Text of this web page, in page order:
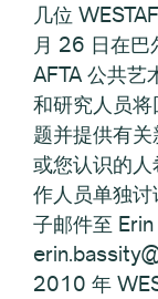
几位
月 26 日在巴
AFTA 公共艺
和研究人员
题并提供有
或您认识的
作人员单独
子邮件至
2010 年